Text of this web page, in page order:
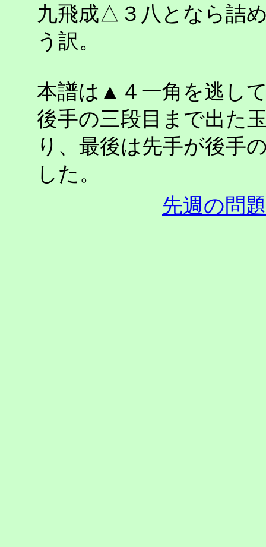
九飛成△３八となら詰
う訳。
本譜は▲４一角を逃し
後手の三段目まで出た
り、最後は先手が後手
した。
先週の問